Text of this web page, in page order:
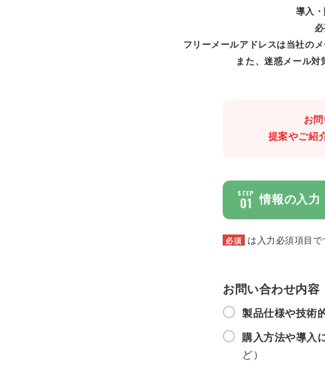
導入
フリーメールアドレスは当社の
また、迷惑メール対
お
提案やご紹
STEP
01 情報の入力
必須 は入力必須項目で
お問い合わせ内容
製品仕様や技術
購入方法や導入
ど）